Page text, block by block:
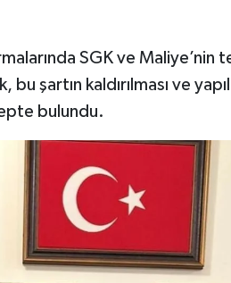
SGK ve Maliye’nin
şartın kaldırılması ve
bulundu.